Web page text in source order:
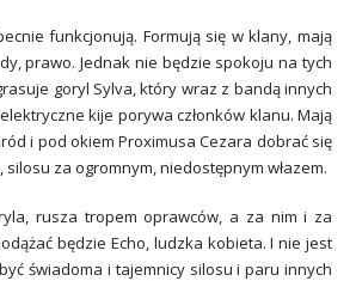
funkcjonują. Formują się w klany, mają
prawo. Jednak nie będzie spokoju na tych
goryl Sylva, który wraz z bandą innych
kije porywa członków klanu. Mają
i pod okiem Proximusa Cezara dobrać się
za ogromnym, niedostępnym włazem.
rusza tropem oprawców, a za nim i za
będzie Echo, ludzka kobieta. I nie jest
świadoma i tajemnicy silosu i paru innych